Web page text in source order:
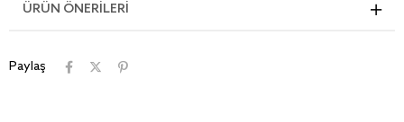
ÜRÜN ÖNERILERI
Paylaş